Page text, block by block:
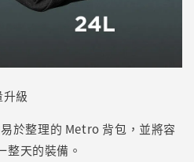
升級
於整理的 Metro 背包，並將容
整天的裝備。